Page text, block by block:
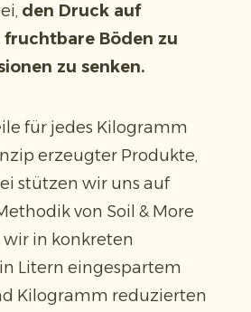
den Druck auf
fruchtbare Böden zu
zu senken.
für jedes Kilogramm
erzeugter Produkte,
stützen wir uns auf
von Soil & More
wir in konkreten
Litern eingespartem
Kilogramm reduzierten